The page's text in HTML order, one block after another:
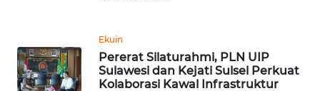
Ekuin
Pererat Silaturahmi, PLN UIP
Sulawesi dan Kejati Sulsel Perkuat
Kolaborasi Kawal Infrastruktur
WN
SUMBAR